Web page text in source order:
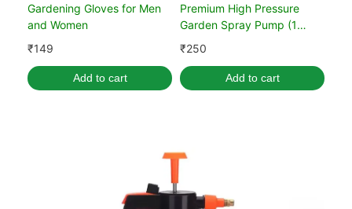
Gardening Gloves for Men
and Women
₹149
Add to cart
Premium High Pressure
Garden Spray Pump (1
Liter)
₹250
Add to cart